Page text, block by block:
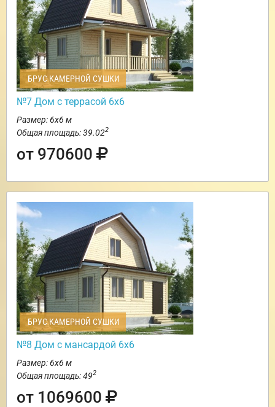
БРУС КАМЕРНОЙ СУШКИ
№7 Дом с террасой 6х6
Размер: 6х6 м
Общая площадь: 39.022
от 970600
БРУС КАМЕРНОЙ СУШКИ
№8 Дом с мансардой 6х6
Размер: 6х6 м
Общая площадь: 492
от 1069600